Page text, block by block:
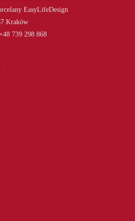
EasyLifeDesign
Kraków
739 298 868